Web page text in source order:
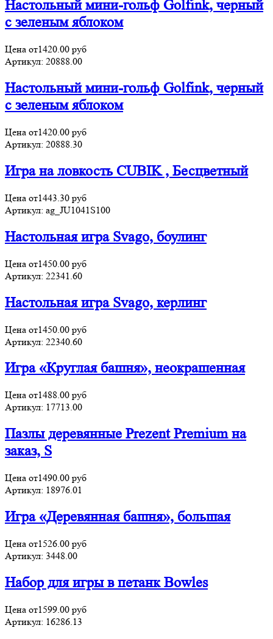
Настольный мини-гольф Golfink, черный
с зеленым яблоком
Цена от1420.00 руб
Артикул: 20888.00
Настольный мини-гольф Golfink, черный
с зеленым яблоком
Цена от1420.00 руб
Артикул: 20888.30
Игра на ловкость CUBIK , Бесцветный
Цена от1443.30 руб
Артикул: ag_JU1041S100
Настольная игра Svago, боулинг
Цена от1450.00 руб
Артикул: 22341.60
Настольная игра Svago, керлинг
Цена от1450.00 руб
Артикул: 22340.60
Игра «Круглая башня», неокрашенная
Цена от1488.00 руб
Артикул: 17713.00
Пазлы деревянные Prezent Premium на
заказ, S
Цена от1490.00 руб
Артикул: 18976.01
Игра «Деревянная башня», большая
Цена от1526.00 руб
Артикул: 3448.00
Набор для игры в петанк Bowles
Цена от1599.00 руб
Артикул: 16286.13